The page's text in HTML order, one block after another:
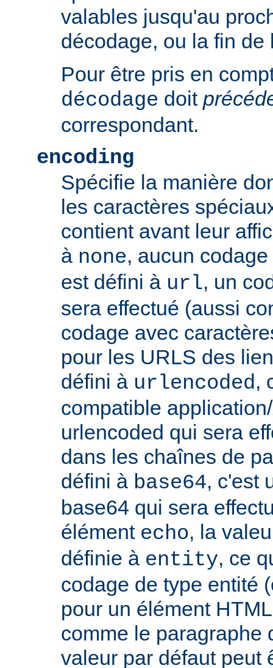
valables jusqu'au
décodage, ou la fin de
Pour être pris en
décodage doit
correspondant.
encoding
Spécifie la manière
les caractères
contient avant leur
à none, aucun
est défini à url, un
sera effectué (aussi
codage avec
pour les URLS des
défini à urlencoded,
compatible
urlencoded qui sera
dans les chaînes de
défini à base64, c'est
base64 qui sera
élément echo, la
définie à entity, ce
codage de type entité
pour un élément
comme le paragraphe
valeur par défaut peut